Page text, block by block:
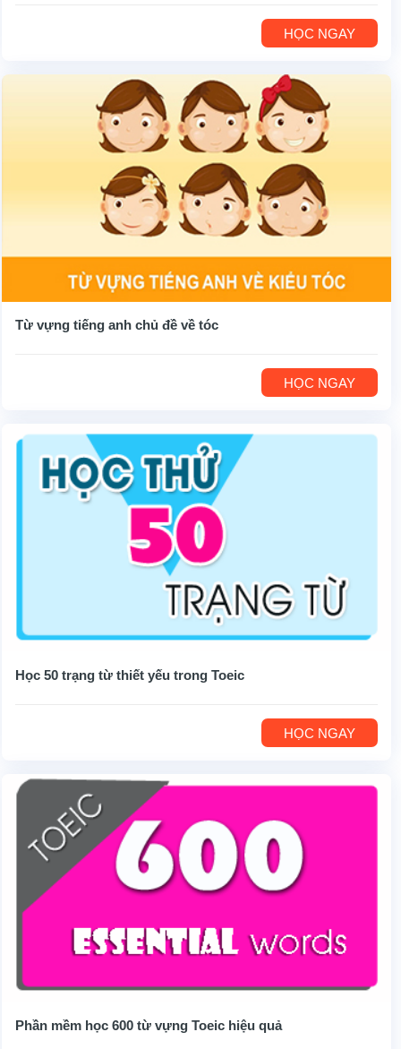
HỌC NGAY
Từ vựng tiếng anh chủ đề về tóc
HỌC NGAY
Học 50 trạng từ thiết yếu trong Toeic
HỌC NGAY
Phần mềm học 600 từ vựng Toeic hiệu quả